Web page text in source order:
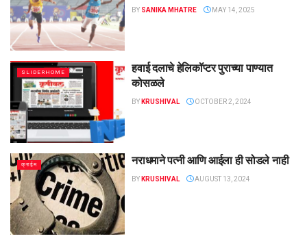
BY SANIKA MHATRE MAY 14, 2025
SLIDERHOME
हवाई दलाचे हेलिकॉप्टर पुराच्या पाण्यात
कोसळले
BY KRUSHIVAL OCTOBER 2, 2024
क्राईम नराधमाने पत्नी आणि आईला ही सोडले नाही
BY KRUSHIVAL AUGUST 13, 2024